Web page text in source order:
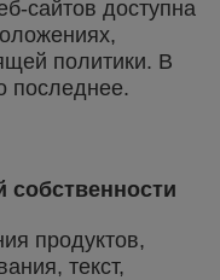
сайтов доступна
политики. В
последнее.
собственности
продуктов,
текст,